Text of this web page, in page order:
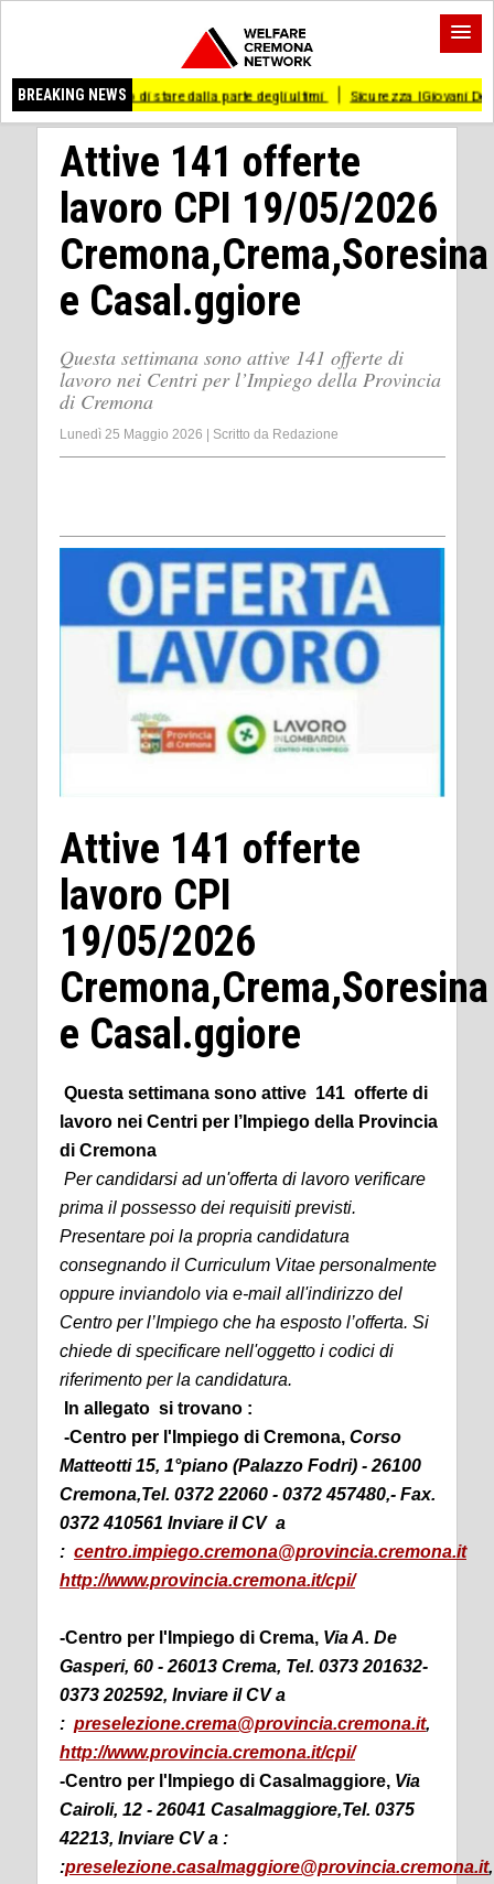
BREAKING NEWS
di stare dalla parte degli ultimi Sicurezza I Giovani Democratici
Attive 141 offerte
lavoro CPI 19/05/2026
Cremona,Crema,Soresina
e Casal.ggiore
Questa settimana sono attive 141 offerte di
lavoro nei Centri per l’Impiego della Provincia
di Cremona
Lunedì 25 Maggio 2026 Scritto da Redazione
Attive 141 offerte
lavoro CPI
19/05/2026
Cremona,Crema,Soresina
e Casal.ggiore
Questa settimana sono attive 141 offerte di
lavoro nei Centri per l’Impiego della Provincia
di Cremona
Per candidarsi ad un'offerta di lavoro verificare
prima il possesso dei requisiti previsti.
Presentare poi la propria candidatura
consegnando il Curriculum Vitae personalmente
oppure inviandolo via e-mail all'indirizzo del
Centro per l’Impiego che ha esposto l’offerta. Si
chiede di specificare nell'oggetto i codici di
riferimento per la candidatura.
In allegato si trovano :
-Centro per l'Impiego di Cremona, Corso
Matteotti 15, 1°piano (Palazzo Fodri) - 26100
Cremona,Tel. 0372 22060 - 0372 457480,- Fax.
0372 410561 Inviare il CV a
: centro.impiego.cremona@provincia.cremona.it
http://www.provincia.cremona.it/cpi/
-Centro per l'Impiego di Crema, Via A. De
Gasperi, 60 - 26013 Crema, Tel. 0373 201632-
0373 202592, Inviare il CV a
: preselezione.crema@provincia.cremona.it,
http://www.provincia.cremona.it/cpi/
-Centro per l'Impiego di Casalmaggiore, Via
Cairoli, 12 - 26041 Casalmaggiore,Tel. 0375
42213, Inviare CV a :
:preselezione.casalmaggiore@provincia.cremona.it,